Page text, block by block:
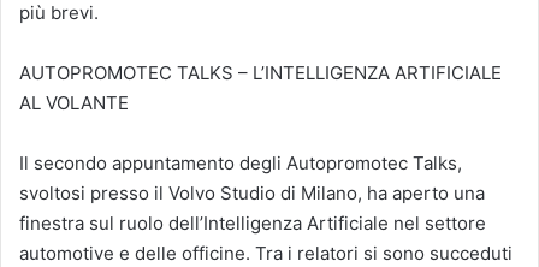
più brevi.
AUTOPROMOTEC TALKS – L’INTELLIGENZA ARTIFICIALE
AL VOLANTE
Il secondo appuntamento degli Autopromotec Talks,
svoltosi presso il Volvo Studio di Milano, ha aperto una
finestra sul ruolo dell’Intelligenza Artificiale nel settore
automotive e delle officine. Tra i relatori si sono succeduti